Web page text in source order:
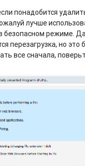
понадобится
лучше
безопасном режиме.
перезагрузка, но это
все сначала,